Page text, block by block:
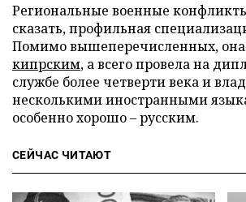
Региональные военные
сказать, профильная
Помимо вышеперечисленных, она
кипрским, а всего провела на
службе более четверти века и
несколькими иностранными
особенно хорошо – русским.
СЕЙЧАС ЧИТАЮТ